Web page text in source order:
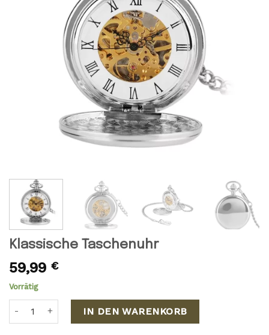
Klassische Taschenuhr
59,99 €
Vorrätig
IN DEN WARENKORB